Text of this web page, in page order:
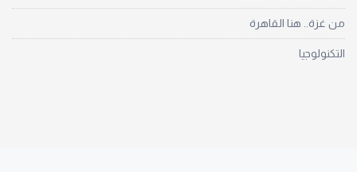
من غزة.. هنا القاهرة
التكنولوجيا